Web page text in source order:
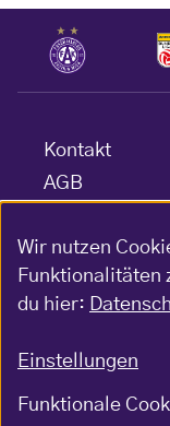
Kontakt
AGB
Impressum
Gewinnspiel-
© FK Austria Wien
Wir nutzen
Funktionalitäten
du hier:
Einstellungen
Funktionale